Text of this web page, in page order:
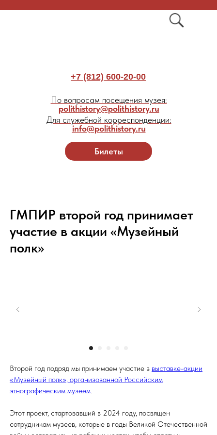
Билеты
+7 (812) 600-20-00
По вопросам посещения музея:
polithistory@polithistory.ru
Для служебной корреспонденции:
info@polithistory.ru
ГМПИР второй год принимает
участие в акции «Музейный
полк»
Второй год подряд мы принимаем участие в выставке-акции
«Музейный полк», организованной Российским
этнографическим музеем.
Этот проект, стартовавший в 2024 году, посвящен
сотрудникам музеев, которые в годы Великой Отечественной